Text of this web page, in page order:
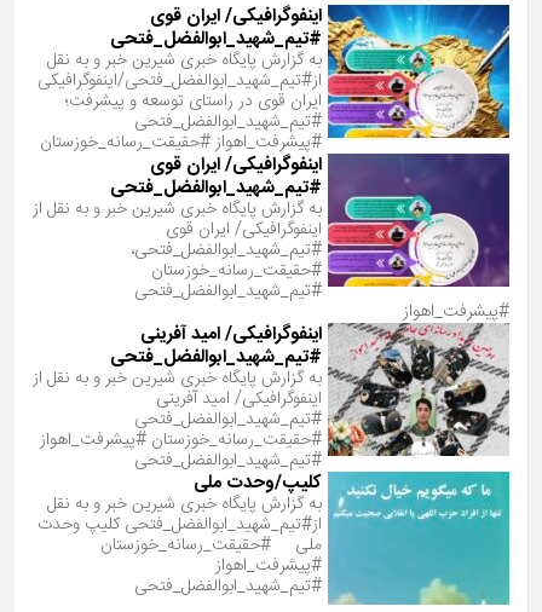
اینفوگرافیکی/ ایران قوی
#تیم_شهید_ابوالفضل_فتحی
به گزارش پایگاه خبری شیرین خبر و به نقل
از#تیم_شهید_ابوالفضل_فتحی/اینفوگرافیکی
ایران قوی در راستای توسعه و پیشرفت؛
#تیم_شهید_ابوالفضل_فتحی
#پیشرفت_اهواز #حقیقت_رسانه_خوزستان
اینفوگرافیکی/ ایران قوی
#تیم_شهید_ابوالفضل_فتحی
به گزارش پایگاه خبری شیرین خبر و به نقل از
اینفوگرافیکی/ ایران قوی
#تیم_شهید_ابوالفضل_فتحی،
#حقیقت_رسانه_خوزستان
#تیم_شهید_ابوالفضل_فتحی
#پیشرفت_اهواز
اینفوگرافیکی/ امید آفرینی
#تیم_شهید_ابوالفضل_فتحی
به گزارش پایگاه خبری شیرین خبر و به نقل از
اینفوگرافیکی/ امید آفرینی
#تیم_شهید_ابوالفضل_فتحی
#حقیقت_رسانه_خوزستان #پیشرفت_اهواز
#تیم_شهید_ابوالفضل_فتحی
کلیپ/وحدت ملی
به گزارش پایگاه خبری شیرین خبر و به نقل
از#تیم_شهید_ابوالفضل_فتحی کلیپ وحدت
ملی #حقیقت_رسانه_خوزستان
#پیشرفت_اهواز
#تیم_شهید_ابوالفضل_فتحی